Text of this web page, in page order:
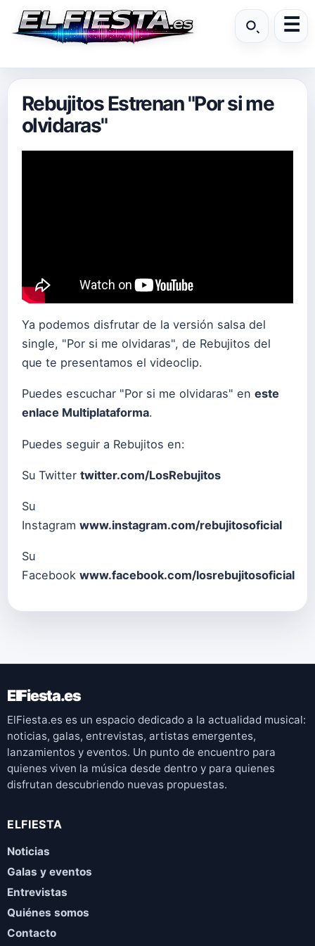
Rebujitos Estrenan "Por si me
olvidaras"
Ya podemos disfrutar de la versión salsa del
single, "Por si me olvidaras", de Rebujitos del
que te presentamos el videoclip.
Puedes escuchar "Por si me olvidaras" en este
enlace Multiplataforma.
Puedes seguir a Rebujitos en:
Su Twitter twitter.com/LosRebujitos
Su
Instagram www.instagram.com/rebujitosoficial
Su
Facebook www.facebook.com/losrebujitosoficial
ElFiesta.es
ElFiesta.es es un espacio dedicado a la actualidad musical:
noticias, galas, entrevistas, artistas emergentes,
lanzamientos y eventos. Un punto de encuentro para
quienes viven la música desde dentro y para quienes
disfrutan descubriendo nuevas propuestas.
ELFIESTA
Noticias
Galas y eventos
Entrevistas
Quiénes somos
Contacto